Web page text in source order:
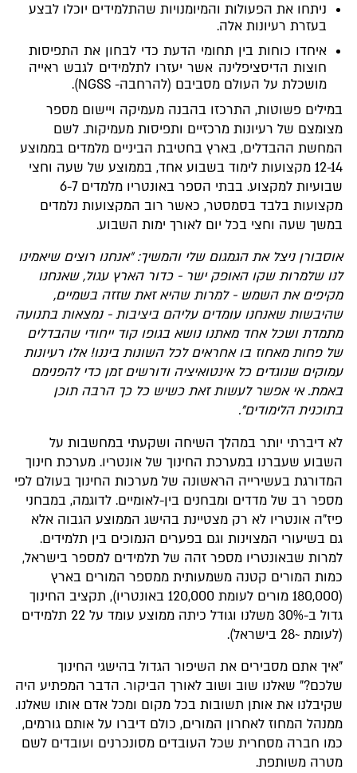
ניתחו את הפעולות והמיומנויות שהתלמידים יוכלו לבצע
בעזרת רעיונות אלה.
איחדו כוחות בין תחומי הדעת כדי לבחון את התפיסות
חוצות הדיסציפלינה אשר יעזרו לתלמידים לגבש ראייה
מושכלת על העולם מסביבם (להרחבה- NGSS).
במילים פשוטות, התרכזו בהבנה מעמיקה ויישום מספר
מצומצם של רעיונות מרכזיים ותפיסות מעמיקות. לשם
המחשת ההבדלים, בארץ בחטיבת הביניים מלמדים בממוצע
12-14 מקצועות לימוד בשבוע אחד, בממוצע של שעה וחצי
שבועיות למקצוע. בבתי הספר באונטריו מלמדים 6-7
מקצועות בלבד בסמסטר, כאשר רוב המקצועות נלמדים
במשך שעה וחצי בכל יום לאורך ימות השבוע.
אוסבורן ניצל את הגמגום שלי והמשיך: ״אנחנו רוצים שיאמינו
לנו שלמרות שקו האופק ישר - כדור הארץ עגול, שאנחנו
מקיפים את השמש - למרות שהיא זאת שזזה בשמיים,
שהיבשות שאנחנו עומדים עליהם ביציבות - נמצאות בתנועה
מתמדת ושכל אחד מאתנו נושא בגופו קוד ייחודי שהבדלים
של פחות מאחוז בו אחראים לכל השונות ביננו! אלו רעיונות
עמוקים שנוגדים כל אינטואיציה ודורשים זמן כדי להפנימם
באמת. אי אפשר לעשות זאת כשיש כל כך הרבה תוכן
בתוכנית הלימודים״.
לא דיברתי יותר במהלך השיחה ושקעתי במחשבות על
השבוע שעברנו במערכת החינוך של אונטריו. מערכת חינוך
המדורגת בעשירייה הראשונה של מערכות החינוך בעולם לפי
מספר רב של מדדים ומבחנים בין-לאומיים. לדוגמה, במבחני
פיז"ה אונטריו לא רק מצטיינת בהישג הממוצע הגבוה אלא
גם בשיעורי המצוינות וגם בפערים הנמוכים בין תלמידים.
למרות שבאונטריו מספר זהה של תלמידים למספר בישראל,
כמות המורים קטנה משמעותית ממספר המורים בארץ
(180,000 מורים לעומת 120,000 באונטריו), תקציב החינוך
גדול ב-30% משלנו וגודל כיתה ממוצע עומד על 22 תלמידים
(לעומת ~28 בישראל).
"איך אתם מסבירים את השיפור הגדול בהישגי החינוך
שלכם?" שאלנו שוב ושוב לאורך הביקור. הדבר המפתיע היה
שקיבלנו את אותן תשובות בכל מקום ומכל אדם אותו שאלנו.
ממנהל המחוז לאחרון המורים, כולם דיברו על אותם גורמים,
כמו חברה מסחרית שכל העובדים מסונכרנים ועובדים לשם
מטרה משותפת.